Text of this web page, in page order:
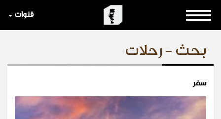
قنوات
بحث - رحلات
سفر